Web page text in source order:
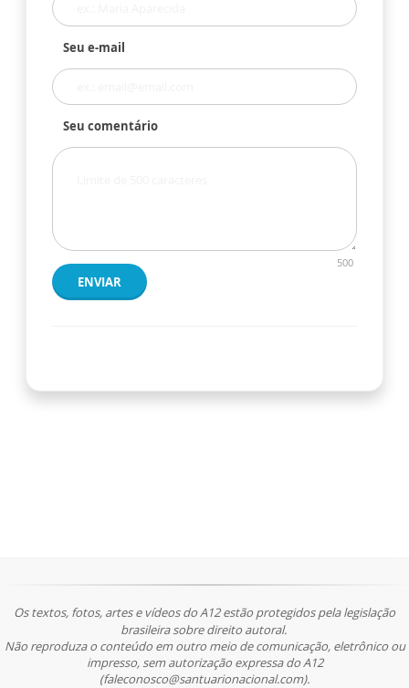
Seu e-mail
Seu comentário
500
ENVIAR
Os textos, fotos, artes e vídeos do A12 estão protegidos pela legislação
brasileira sobre direito autoral.
Não reproduza o conteúdo em outro meio de comunicação, eletrônico ou
impresso, sem autorização expressa do A12
(faleconosco@santuarionacional.com).